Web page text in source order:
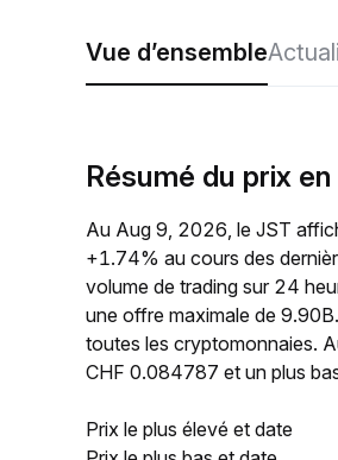
Vue d’ensemble
Résumé du prix
Au Aug 9, 2026, le JST
+1.74% au cours des
volume de trading sur 24
une offre maximale de
toutes les cryptomonnaies.
CHF 0.084787 et un plus
Prix le plus élevé et date